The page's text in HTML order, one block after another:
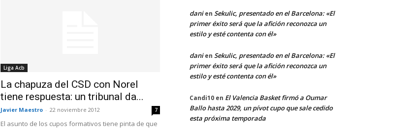
Liga Acb
La chapuza del CSD con Norel
tiene respuesta: un tribunal da...
Javier Maestro - 22 noviembre 2012 7
El asunto de los cupos formativos tiene pinta de que
danien Sekulic, presentado en el Barcelona: «El
primer éxito será que la afición reconozca un
estilo y esté contenta con él»
danien Sekulic, presentado en el Barcelona: «El
primer éxito será que la afición reconozca un
estilo y esté contenta con él»
Candi10 en El Valencia Basket firmó a Oumar
Ballo hasta 2029, un pívot cupo que sale cedido
esta próxima temporada